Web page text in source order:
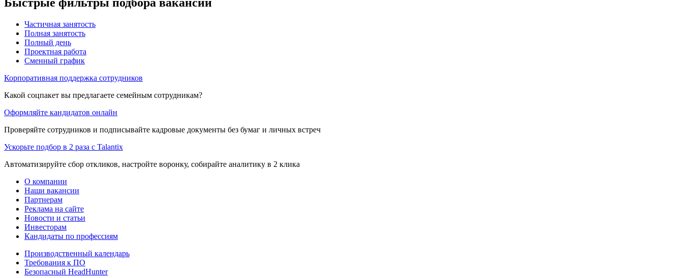
Частичная занятость
Полная занятость
Полный день
Проектная работа
Сменный график
Корпоративная поддержка сотрудников
Какой соцпакет вы предлагаете семейным сотрудникам?
Оформляйте кандидатов онлайн
Проверяйте сотрудников и подписывайте кадровые документы без бумаг и личных встреч
Ускорьте подбор в 2 раза с Talantix
Автоматизируйте сбор откликов, настройте воронку, собирайте аналитику в 2 клика
О компании
Наши вакансии
Партнерам
Реклама на сайте
Новости и статьи
Инвесторам
Кандидаты по профессиям
Производственный календарь
Требования к ПО
Безопасный HeadHunter